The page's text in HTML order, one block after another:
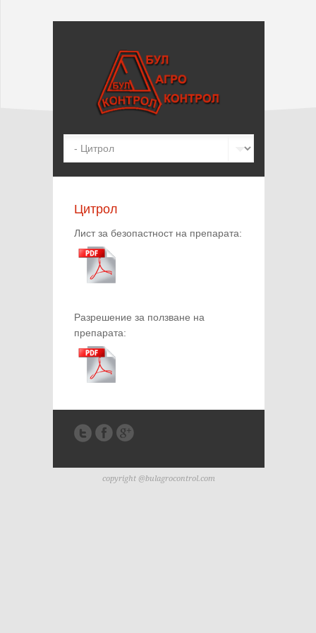
Цитрол
Лист за безопастност на препарата:
Разрешение за ползване на
препарата:
copyright @bulagrocontrol.com